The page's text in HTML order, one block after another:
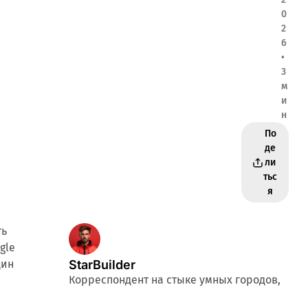
0
2
6
•
3
м
и
н
По
де
ли
тьс
я
StarBuilder
Корреспондент на стыке умных городов,